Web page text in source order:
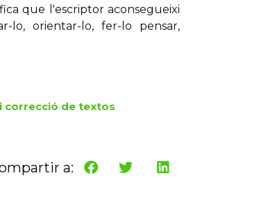
que l'escriptor aconsegueixi
lo, orientar-lo, fer-lo pensar,
correcció de textos
a: